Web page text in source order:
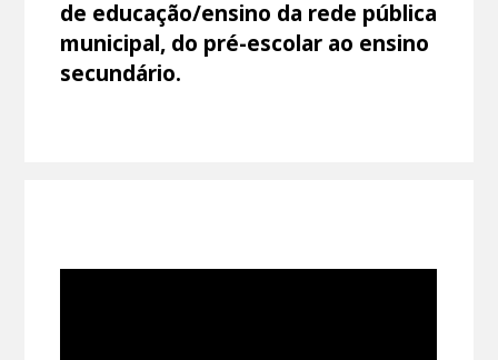
de educação/ensino da rede pública
municipal, do pré-escolar ao ensino
secundário.